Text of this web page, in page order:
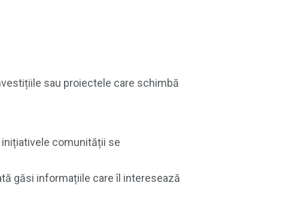
sau proiectele care schimbă
comunității se
găsi informațiile care îl interesează